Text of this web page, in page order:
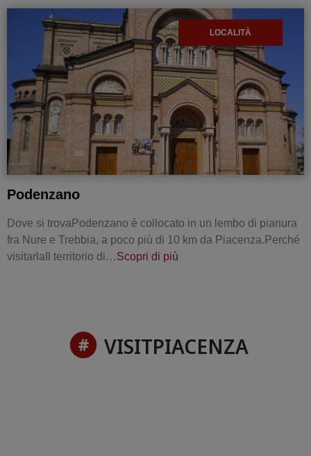
LOCALITÀ
Podenzano
Dove si trovaPodenzano è collocato in un lembo di pianura
fra Nure e Trebbia, a poco più di 10 km da Piacenza.Perché
visitarlaIl territorio di…Scopri di più
VISITPIACENZA